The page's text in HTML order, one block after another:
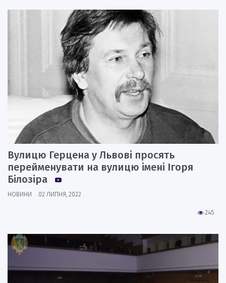
Вулицю Герцена у Львові просять
перейменувати на вулицю імені Ігоря
Білозіра
НОВИНИ 02 ЛИПНЯ, 2022
245